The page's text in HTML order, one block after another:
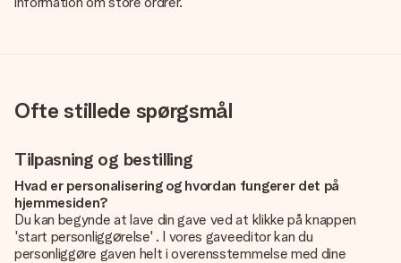
Ofte stillede spørgsmål
Tilpasning og bestilling
Hvad er personalisering og hvordan fungerer det på
hjemmesiden?
Du kan begynde at lave din gave ved at klikke på knappen
'start personliggørelse' . I vores gaveeditor kan du
personliggøre gaven helt i overensstemmelse med dine